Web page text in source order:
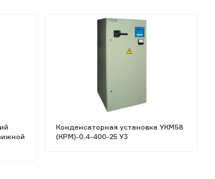
Конденсаторная установка УКМ58
(КРМ)-0,4-400-25 У3